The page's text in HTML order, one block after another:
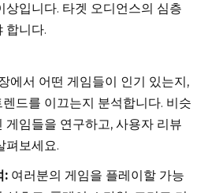
상입니다. 타겟 오디언스의 심층
합니다.
에서 어떤 게임들이 인기 있는지,
드를 이끄는지 분석합니다. 비슷
게임들을 연구하고, 사용자 리뷰
펴보세요.
: 여러분의 게임을 플레이할 가능